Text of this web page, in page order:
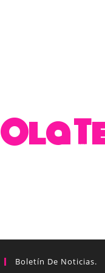
Ola
Boletín De Noticias.